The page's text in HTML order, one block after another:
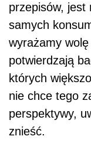
przepisów, jest
samych
wyrażamy
potwierdzają
których
nie chce tego
perspektywy,
znieść.